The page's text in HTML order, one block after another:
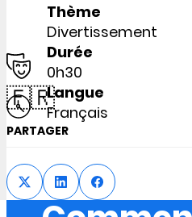
Thème
Divertissement
Durée
0h30
🇫🇷Langue
Français
PARTAGER